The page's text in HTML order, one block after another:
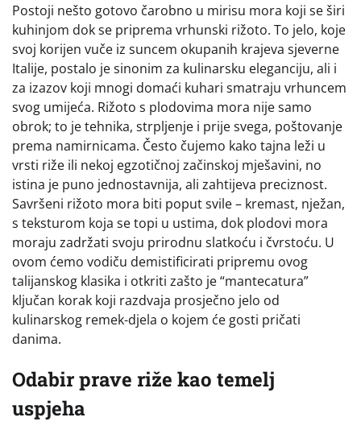
Postoji nešto gotovo čarobno u mirisu mora koji se širi
kuhinjom dok se priprema vrhunski rižoto. To jelo, koje
svoj korijen vuče iz suncem okupanih krajeva sjeverne
Italije, postalo je sinonim za kulinarsku eleganciju, ali i
za izazov koji mnogi domaći kuhari smatraju vrhuncem
svog umijeća. Rižoto s plodovima mora nije samo
obrok; to je tehnika, strpljenje i prije svega, poštovanje
prema namirnicama. Često čujemo kako tajna leži u
vrsti riže ili nekoj egzotičnoj začinskoj mješavini, no
istina je puno jednostavnija, ali zahtijeva preciznost.
Savršeni rižoto mora biti poput svile – kremast, nježan,
s teksturom koja se topi u ustima, dok plodovi mora
moraju zadržati svoju prirodnu slatkoću i čvrstoću. U
ovom ćemo vodiču demistificirati pripremu ovog
talijanskog klasika i otkriti zašto je “mantecatura”
ključan korak koji razdvaja prosječno jelo od
kulinarskog remek-djela o kojem će gosti pričati
danima.
Odabir prave riže kao temelj
uspjeha